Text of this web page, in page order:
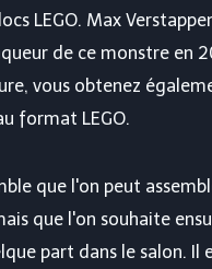
LEGO. Max
de ce monstre en
vous obtenez
format LEGO.
que l'on peut
que l'on souhaite
part dans le salon. Il